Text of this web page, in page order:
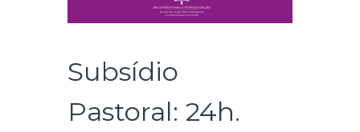
Subsídio
Pastoral: 24h.